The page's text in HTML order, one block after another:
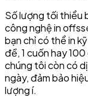
Số lượng tối thiểu
công nghệ in
bạn chỉ có thể in
đề, 1 cuốn hay
chúng tôi còn có
ngày, đảm bảo
lượng í.